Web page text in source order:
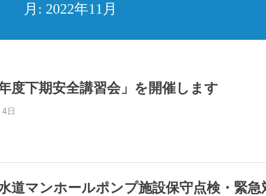
月: 2022年11月
度下期安全講習会」を開催します
日
道マンホールポンプ施設保守点検・緊急